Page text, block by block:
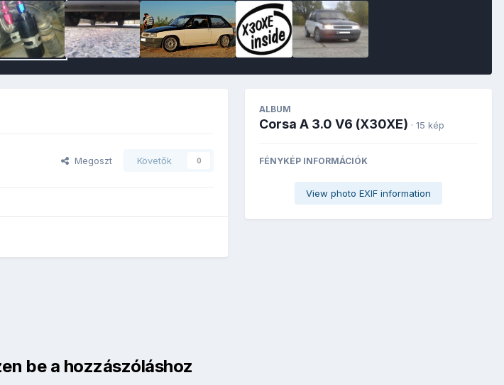
Megoszt Követők 0
ALBUM
Corsa A 3.0 V6 (X30XE) · 15 kép
FÉNYKÉP INFORMÁCIÓK
View photo EXIF information
be a hozzászóláshoz